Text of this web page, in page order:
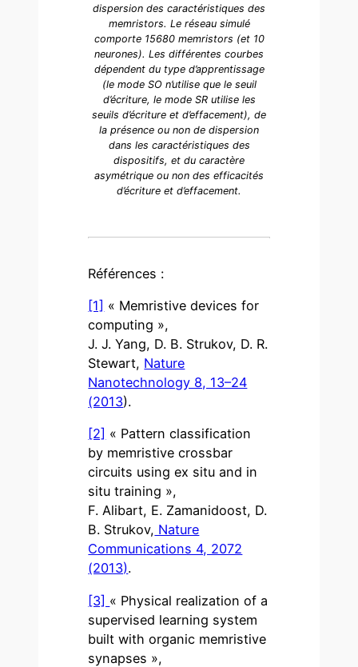
dispersion des caractéristiques des
memristors. Le réseau simulé
comporte 15680 memristors (et 10
neurones). Les différentes courbes
dépendent du type d’apprentissage
(le mode SO n’utilise que le seuil
d’écriture, le mode SR utilise les
seuils d’écriture et d’effacement), de
la présence ou non de dispersion
dans les caractéristiques des
dispositifs, et du caractère
asymétrique ou non des efficacités
d’écriture et d’effacement.
Références :
[1] « Memristive devices for
computing »,
J. J. Yang, D. B. Strukov, D. R.
Stewart, Nature
Nanotechnology 8, 13–24
(2013).
[2] « Pattern classification
by memristive crossbar
circuits using ex situ and in
situ training »,
F. Alibart, E. Zamanidoost, D.
B. Strukov, Nature
Communications 4, 2072
(2013).
[3] « Physical realization of a
supervised learning system
built with organic memristive
synapses »,